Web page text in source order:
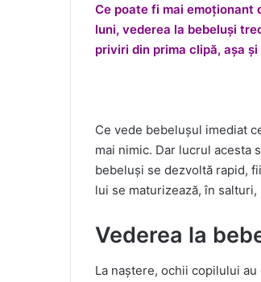
Ce poate fi mai
luni, vederea la bebeluși
priviri din prima clipă, așa
Ce vede bebelușul imediat
mai nimic. Dar lucrul acesta
bebeluși se dezvoltă rapid,
lui se maturizează, în
Vederea la
La naștere, ochii copilului